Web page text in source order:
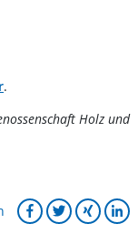
.
Holz und